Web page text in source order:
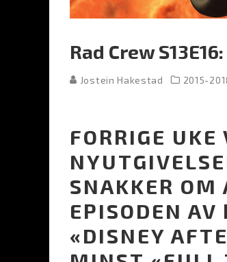
Rad Crew
Jostein Hakestad 2015-
FORRIGE
SNAKKER
EPISODEN AV
«DISNEY